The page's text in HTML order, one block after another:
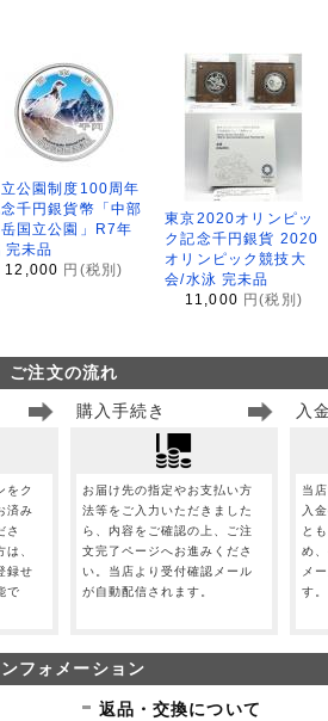
立公園制度100周年
千円銀貨幣「中部
岳国立公園」R7年
完未品
12,000 円(税別)
東京2020オリンピッ
ク記念千円銀貨 2020
オリンピック競技大
会/水泳 完未品
11,000 円(税別)
ご注文の流れ
をク
済み
さ
、
録せ
で
購入手続き
お届け先の指定やお支払い方
法等をご入力いただきました
ら、内容をご確認の上、ご注
文完了ページへお進みくださ
い。当店より受付確認メール
が自動配信されます。
入
当
入
と
め
メ
す。
フォメーション
返品・交換について